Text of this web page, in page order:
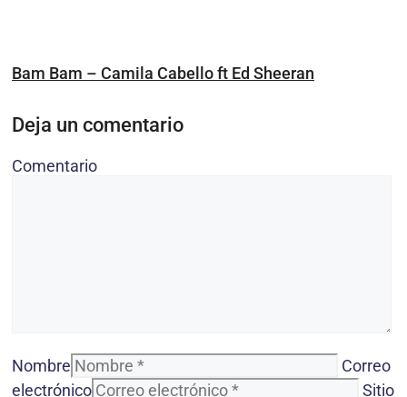
Bam Bam – Camila Cabello ft Ed Sheeran
Deja un comentario
Comentario
Nombre
Correo
electrónico
Sitio